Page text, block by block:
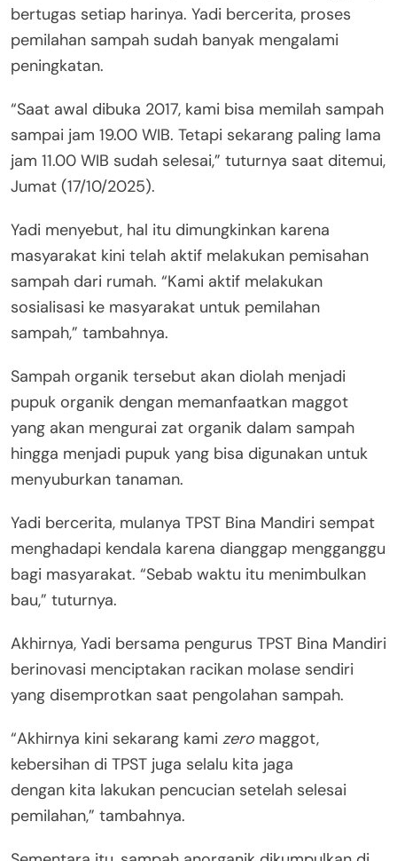
bertugas setiap harinya. Yadi bercerita, proses
pemilahan sampah sudah banyak mengalami
peningkatan.
“Saat awal dibuka 2017, kami bisa memilah sampah
sampai jam 19.00 WIB. Tetapi sekarang paling lama
jam 11.00 WIB sudah selesai,” tuturnya saat ditemui,
Jumat (17/10/2025).
Yadi menyebut, hal itu dimungkinkan karena
masyarakat kini telah aktif melakukan pemisahan
sampah dari rumah. “Kami aktif melakukan
sosialisasi ke masyarakat untuk pemilahan
sampah,” tambahnya.
Sampah organik tersebut akan diolah menjadi
pupuk organik dengan memanfaatkan maggot
yang akan mengurai zat organik dalam sampah
hingga menjadi pupuk yang bisa digunakan untuk
menyuburkan tanaman.
Yadi bercerita, mulanya TPST Bina Mandiri sempat
menghadapi kendala karena dianggap mengganggu
bagi masyarakat. “Sebab waktu itu menimbulkan
bau,” tuturnya.
Akhirnya, Yadi bersama pengurus TPST Bina Mandiri
berinovasi menciptakan racikan molase sendiri
yang disemprotkan saat pengolahan sampah.
“Akhirnya kini sekarang kami zero maggot,
kebersihan di TPST juga selalu kita jaga
dengan kita lakukan pencucian setelah selesai
pemilahan,” tambahnya.